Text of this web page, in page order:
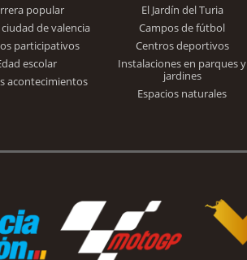
Trinidad Alfonso
popular
de valencia
participativos
escolar
acontecimientos
El Jardín del Turia
Campos de fútbol
Centros deportivos
Instalaciones en parques y
jardines
Espacios naturales